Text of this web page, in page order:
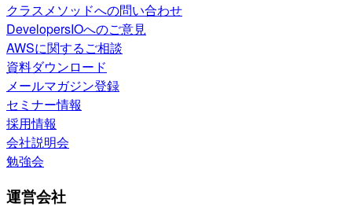
クラスメソッドへの問い合わせ
DevelopersIOへのご意見
AWSに関するご相談
資料ダウンロード
メールマガジン登録
セミナー情報
採用情報
会社説明会
勉強会
運営会社